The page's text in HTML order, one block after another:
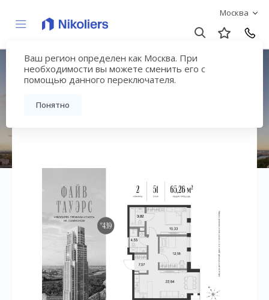
Москва
Ваш регион определен как Москва. При
необходимости вы можете сменить его с
помощью данного переключателя.
Понятно
ЖК «Файв Тауэрс»
Вернуться на страницу жилого комплекса